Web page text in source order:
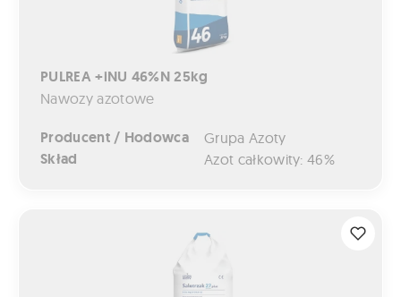
PULREA +iNU 46%N 25kg
Nawozy azotowe
Producent / Hodowca Grupa Azoty
Skład Azot całkowity: 46%